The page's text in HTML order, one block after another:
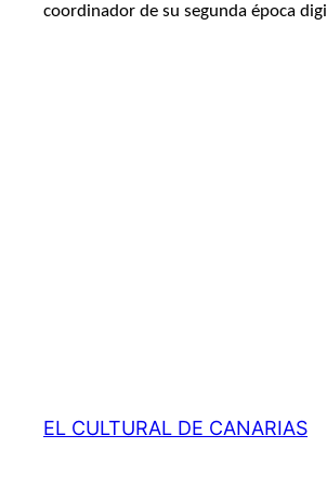
coordinador de su segunda época
EL CULTURAL DE CANARIAS